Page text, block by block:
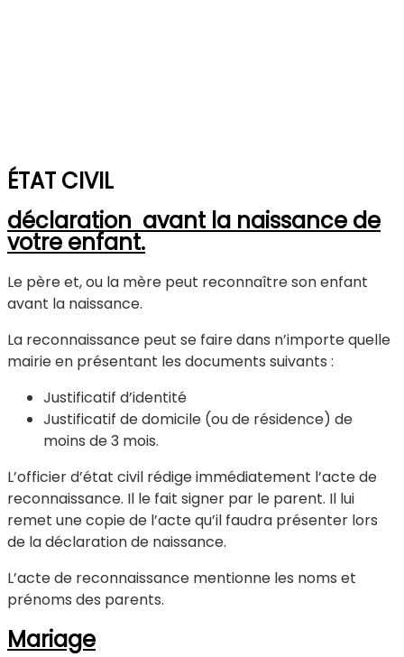
ÉTAT CIVIL
déclaration avant la naissance de
votre enfant.
Le père et, ou la mère peut reconnaître son enfant
avant la naissance.
La reconnaissance peut se faire dans n’importe quelle
mairie en présentant les documents suivants :
Justificatif d’identité
Justificatif de domicile (ou de résidence) de
moins de 3 mois.
L’officier d’état civil rédige immédiatement l’acte de
reconnaissance. Il le fait signer par le parent. Il lui
remet une copie de l’acte qu’il faudra présenter lors
de la déclaration de naissance.
L’acte de reconnaissance mentionne les noms et
prénoms des parents.
Mariage